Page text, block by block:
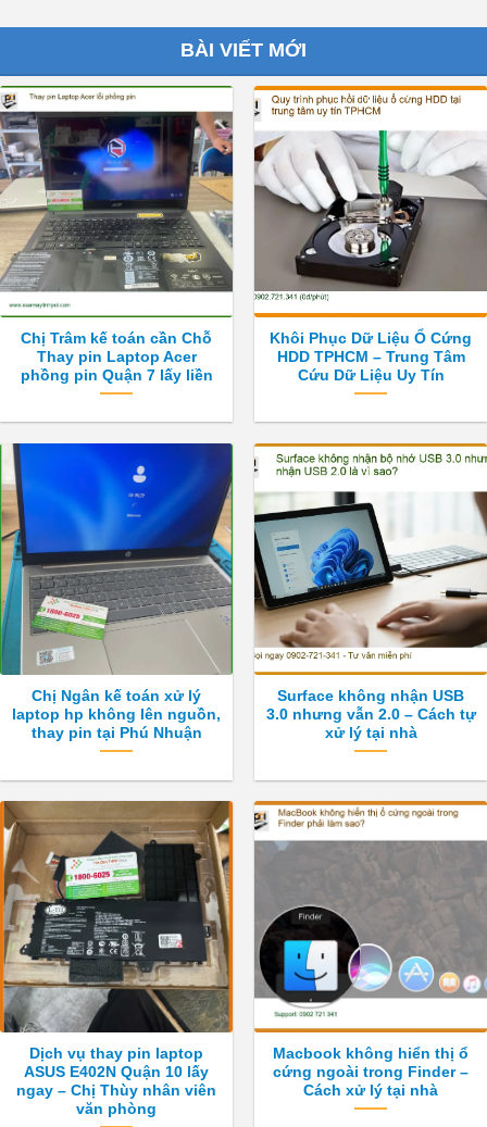
BÀI VIẾT MỚI
Chị Trâm kế toán cần Chỗ
Thay pin Laptop Acer
phồng pin Quận 7 lấy liền
Khôi Phục Dữ Liệu Ổ Cứng
HDD TPHCM – Trung Tâm
Cứu Dữ Liệu Uy Tín
Chị Ngân kế toán xử lý
laptop hp không lên nguồn,
thay pin tại Phú Nhuận
Surface không nhận USB
3.0 nhưng vẫn 2.0 – Cách tự
xử lý tại nhà
Dịch vụ thay pin laptop
ASUS E402N Quận 10 lấy
ngay – Chị Thùy nhân viên
văn phòng
Macbook không hiển thị ổ
cứng ngoài trong Finder –
Cách xử lý tại nhà